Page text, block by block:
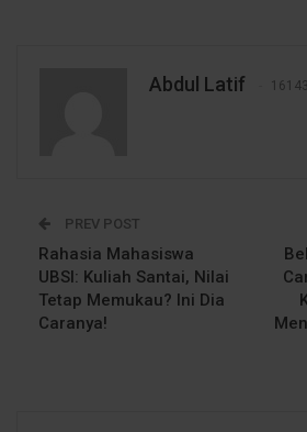
Abdul Latif
PREV POST
Rahasia Mahasiswa
UBSI: Kuliah Santai, Nilai
Tetap Memukau? Ini Dia
Caranya!